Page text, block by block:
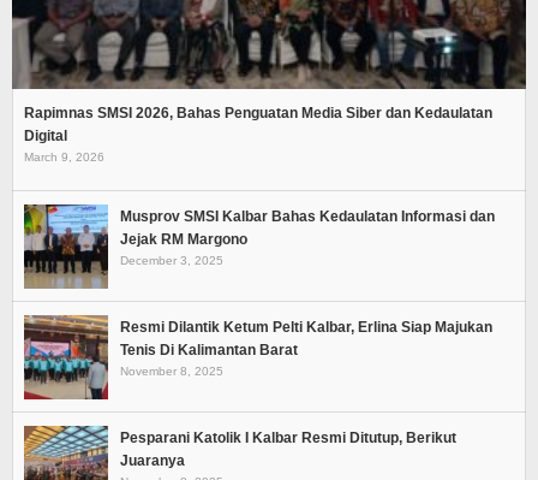
Rapimnas SMSI 2026, Bahas Penguatan Media Siber dan Kedaulatan
Digital
March 9, 2026
Musprov SMSI Kalbar Bahas Kedaulatan Informasi dan
Jejak RM Margono
December 3, 2025
Resmi Dilantik Ketum Pelti Kalbar, Erlina Siap Majukan
Tenis Di Kalimantan Barat
November 8, 2025
Pesparani Katolik I Kalbar Resmi Ditutup, Berikut
Juaranya